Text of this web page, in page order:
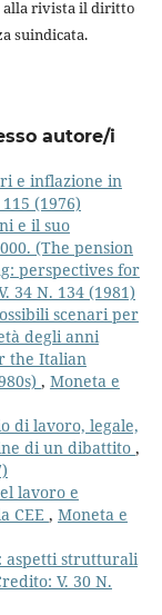
alla rivista il diritto
suindicata.
autore/i
e inflazione in
(1976)
e il suo
(The pension
perspectives for
34 N. 134 (1981)
scenari per
degli anni
the Italian
, Moneta e
di lavoro, legale,
di un dibattito ,
lavoro e
CEE , Moneta e
aspetti strutturali
V. 30 N.